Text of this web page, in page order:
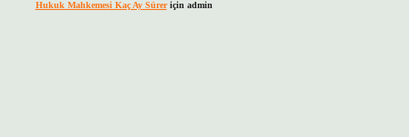
Hukuk Mahkemesi Kaç Ay Süreriçin admin